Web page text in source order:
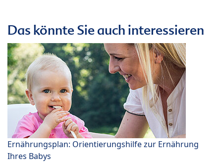
Das könnte Sie auch interessieren
Ernährungsplan: Orientierungshilfe zur Ernährung
Ihres Babys